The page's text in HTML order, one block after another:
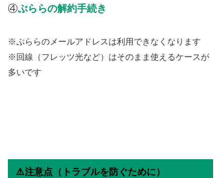
④ぷららの解約手続き
※ぷららのメールアドレスは利用できなくなります
※回線（フレッツ光など）はそのまま使えるケースが
多いです
⚠️注意点（トラブルを防ぐために）